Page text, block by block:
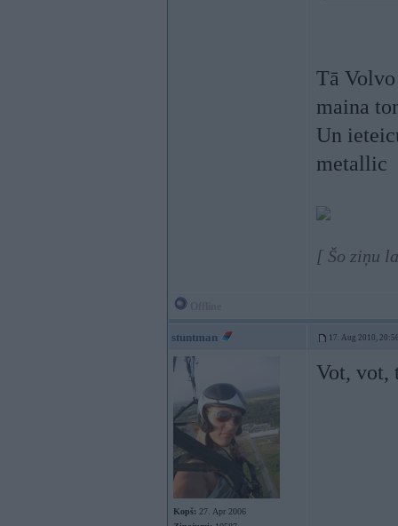
Tā
maina
Un
metallic
[ Šo ziņu
stuntman 17. Aug 2010,
Kopš: 27. Apr 2006
Vot, vot,